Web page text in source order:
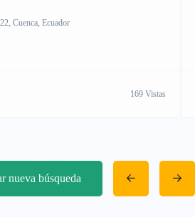
Cuenca, Ecuador
169 Vistas
nueva búsqueda